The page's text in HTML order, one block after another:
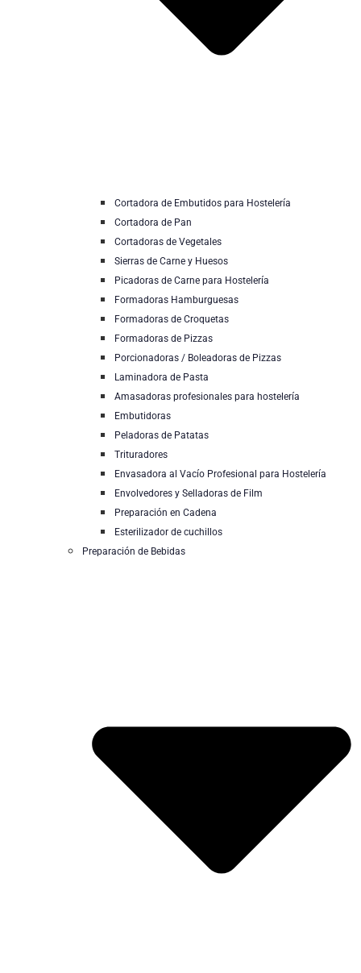
Cortadora de Embutidos para Hostelería
Cortadora de Pan
Cortadoras de Vegetales
Sierras de Carne y Huesos
Picadoras de Carne para Hostelería
Formadoras Hamburguesas
Formadoras de Croquetas
Formadoras de Pizzas
Porcionadoras / Boleadoras de Pizzas
Laminadora de Pasta
Amasadoras profesionales para hostelería
Embutidoras
Peladoras de Patatas
Trituradores
Envasadora al Vacío Profesional para Hostelería
Envolvedores y Selladoras de Film
Preparación en Cadena
Esterilizador de cuchillos
Preparación de Bebidas